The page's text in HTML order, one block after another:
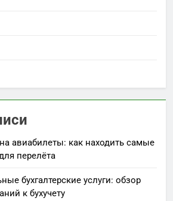
авиабилеты: как находить самые
перелёта
бухгалтерские услуги: обзор
к бухучету